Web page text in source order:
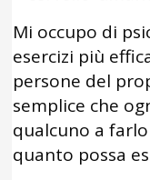
Mi occupo di
esercizi più
persone del
semplice che
qualcuno a
quanto possa